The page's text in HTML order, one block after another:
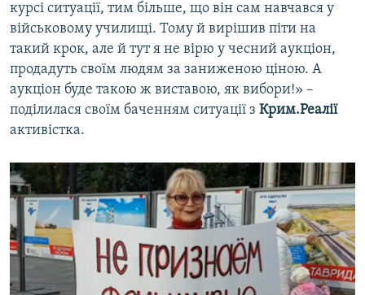
курсі ситуації, тим більше, що він сам навчався у
військовому училищі. Тому й вирішив піти на
такий крок, але й тут я не вірю у чесний аукціон,
продадуть своїм людям за заниженою ціною. А
аукціон буде такою ж виставою, як вибори!» –
поділилася своїм баченням ситуації з Крим.Реалії
активістка.